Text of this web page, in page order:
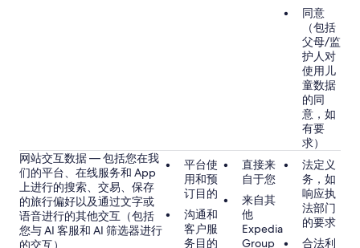
同意
（包括
父母/监
护人对
使用儿
童数据
的同
意，如
有要
求）
网站交互数据 — 包括您在我
们的平台、在线服务和 App
上进行的搜索、交易、保存
的旅行偏好以及通过文字或
语音进行的其他交互（包括
您与 AI 客服和 AI 筛选器进行
的交互）
平台使
用和预
订目的
沟通和
客户服
务目的
直接来
自于您
来自其
他
Expedia
Group
法定义
务，如
响应执
法部门
的要求
合法利